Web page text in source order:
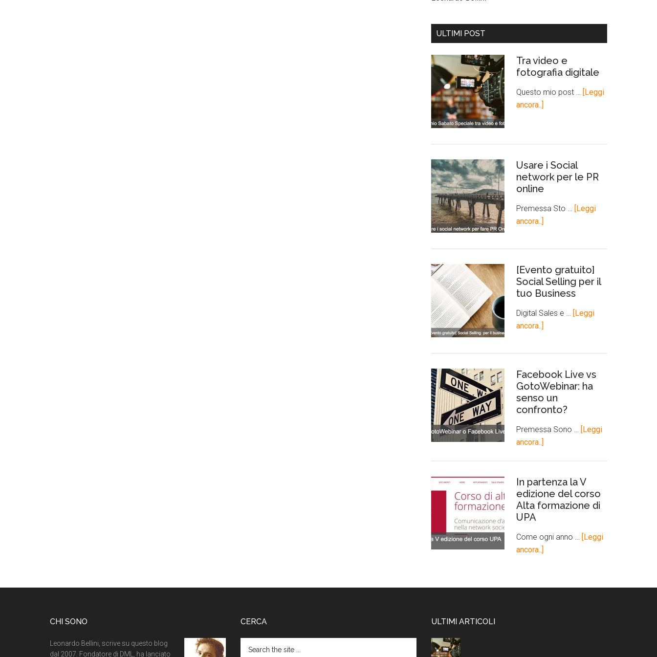
ULTIMI POST
Tra video e
fotografia digitale
Questo mio post …
[Leggi
ancora..]
Usare i Social
network per le PR
online
Premessa Sto …
[Leggi
ancora..]
[Evento gratuito]
Social Selling per il
tuo Business
Digital Sales e …
[Leggi
ancora..]
Facebook Live vs
GotoWebinar: ha
senso un
confronto?
Premessa Sono …
[Leggi
ancora..]
In partenza la V
edizione del corso
Alta formazione di
UPA
Come ogni anno …
[Leggi
ancora..]
CHI SONO
Leonardo Bellini, scrive su questo blog
dal 2007. Fondatore di DML, ha lanciato
CERCA ULTIMI ARTICOLI